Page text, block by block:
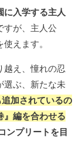
に入学する主人
すが、主人公
えます。
越え、憧れの忍
選ぶ、新たな未
加されているの
』編を合わせる
ンプリートを目